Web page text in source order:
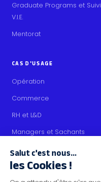
Graduate Programs et Suivi
V.I.E.
Mentorat
CAS D'USAGE
Opération
Commerce
RH et L&D
Managers et Sachants
Collaborateurs